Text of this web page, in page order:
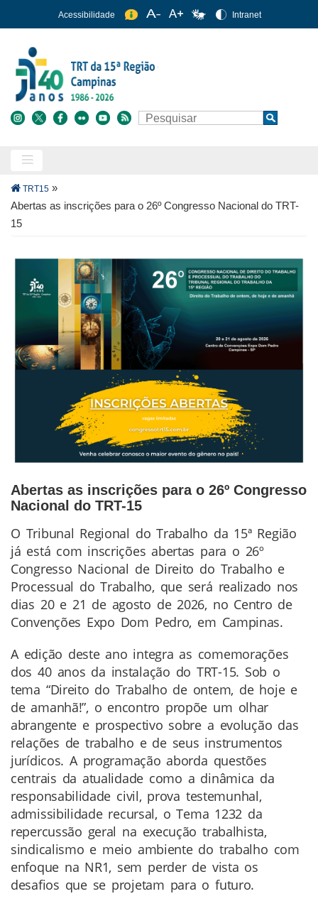
para
conteúdo
principal
Acessibilidade Intranet
Buscar Search
Trilha
de
navegação
TRT15 »
Abertas as inscrições para o 26º Congresso Nacional do TRT-
15
Abertas as inscrições para o 26º Congresso
Nacional do TRT-15
Conteúdo
da
Notícia
O Tribunal Regional do Trabalho da 15ª Região
já está com inscrições abertas para o 26º
Congresso Nacional de Direito do Trabalho e
Processual do Trabalho, que será realizado nos
dias 20 e 21 de agosto de 2026, no Centro de
Convenções Expo Dom Pedro, em Campinas.
A edição deste ano integra as comemorações
dos 40 anos da instalação do TRT-15. Sob o
tema “Direito do Trabalho de ontem, de hoje e
de amanhã!”, o encontro propõe um olhar
abrangente e prospectivo sobre a evolução das
relações de trabalho e de seus instrumentos
jurídicos. A programação aborda questões
centrais da atualidade como a dinâmica da
responsabilidade civil, prova testemunhal,
admissibilidade recursal, o Tema 1232 da
repercussão geral na execução trabalhista,
sindicalismo e meio ambiente do trabalho com
enfoque na NR1, sem perder de vista os
desafios que se projetam para o futuro.